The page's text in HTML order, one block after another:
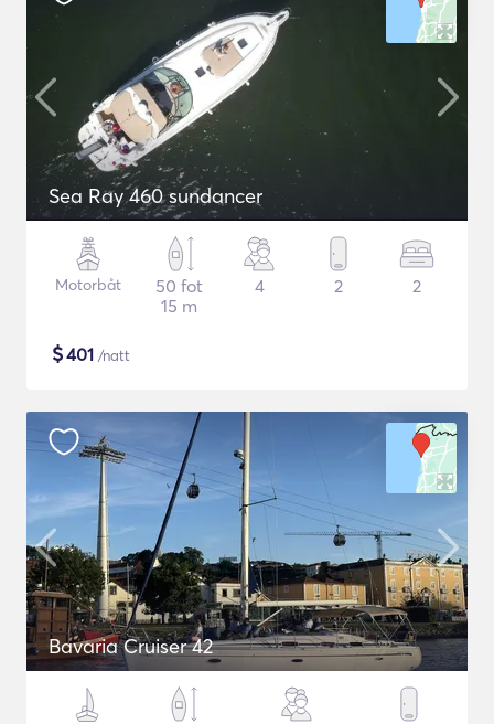
Sea Ray 460 sundancer
Motorbåt
50 fot
15 m
4 2 2
$401 /natt
Bavaria Cruiser 42